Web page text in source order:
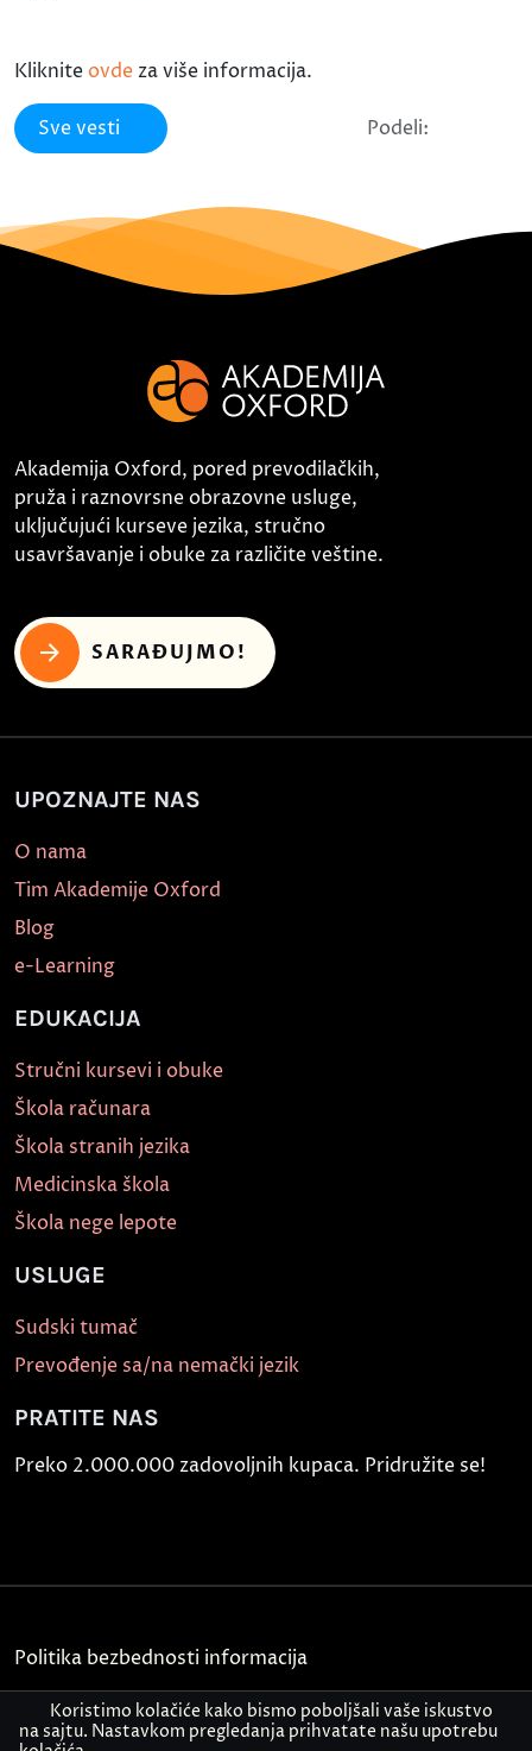
Kliknite ovde za više informacija.
Sve vesti Podeli:
Akademija Oxford, pored prevodilačkih,
pruža i raznovrsne obrazovne usluge,
uključujući kurseve jezika, stručno
usavršavanje i obuke za različite veštine.
SARAĐUJMO!
UPOZNAJTE NAS
O nama
Tim Akademije Oxford
Blog
e-Learning
EDUKACIJA
Stručni kursevi i obuke
Škola računara
Škola stranih jezika
Medicinska škola
Škola nege lepote
USLUGE
Sudski tumač
Prevođenje sa/na nemački jezik
PRATITE NAS
Preko 2.000.000 zadovoljnih kupaca. Pridružite se!
Politika bezbednosti informacija
Kontakt
Koristimo kolačiće kako bismo poboljšali vaše iskustvo
na sajtu. Nastavkom pregledanja prihvatate našu upotrebu